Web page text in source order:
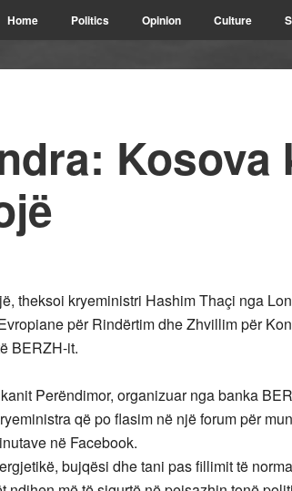
Home Politics Opinion Culture
Kosova
theksoi kryeministri Hashim Thaçi nga
për Rindërtim dhe Zhvillim për
BERZH-it.
Perëndimor, organizuar nga banka
që po flasim në një forum për
në Facebook.
bujqësi dhe tani pas fillimit të